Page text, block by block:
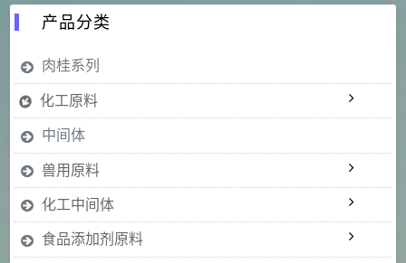
产品分类
肉桂系列
化工原料
中间体
兽用原料
化工中间体
食品添加剂原料